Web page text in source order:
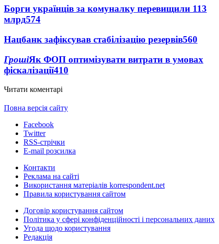
Борги українців за комуналку перевищили 113
млрд574
Нацбанк зафіксував стабілізацію резервів560
ГрошіЯк ФОП оптимізувати витрати в умовах
фіскалізації410
Читати коментарі
Повна версія сайту
Facebook
Twitter
RSS-стрічки
E-mail розсилка
Контакти
Реклама на сайті
Використання матеріалів korrespondent.net
Правила користування сайтом
Договір користування сайтом
Політика у сфері конфіденційності і персональних даних
Угода щодо користування
Редакція